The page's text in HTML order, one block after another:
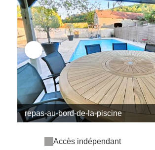
repas-au-bord-de-la-piscine
Accès indépendant